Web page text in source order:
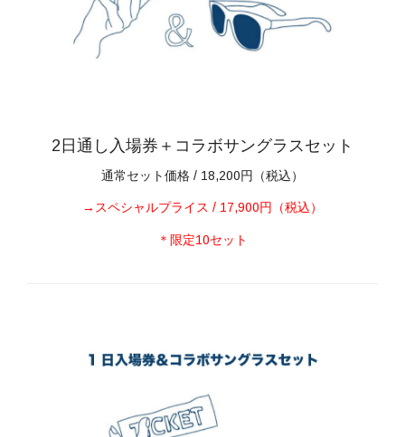
2日通し入場券＋コラボサングラスセット
通常セット価格 / 18,200円（税込）
→スペシャルプライス / 17,900円（税込）
＊限定10セット